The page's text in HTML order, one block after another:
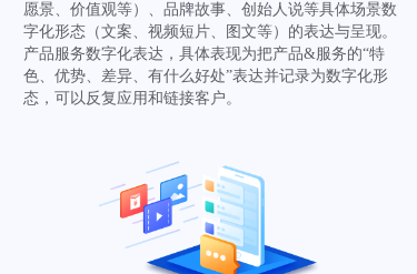
愿景、价值观等）、品牌故事、创始人说等具体场景数
字化形态（文案、视频短片、图文等）的表达与呈现。
产品服务数字化表达，具体表现为把产品&服务的“特
色、优势、差异、有什么好处”表达并记录为数字化形
态，可以反复应用和链接客户。